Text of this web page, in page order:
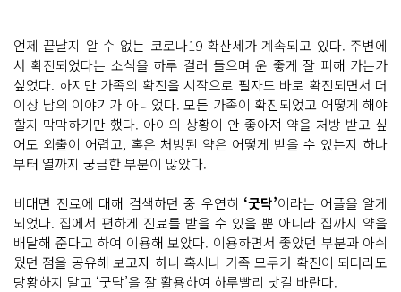
하
기
하
기
언제 끝날지 알 수 없는 코로나19 확산세가 계속되고 있다. 주변에
서 확진되었다는 소식을 하루 걸러 들으며 운 좋게 잘 피해 가는가
싶었다. 하지만 가족의 확진을 시작으로 필자도 바로 확진되면서 더
이상 남의 이야기가 아니었다. 모든 가족이 확진되었고 어떻게 해야
할지 막막하기만 했다. 아이의 상황이 안 좋아져 약을 처방 받고 싶
어도 외출이 어렵고, 혹은 처방된 약은 어떻게 받을 수 있는지 하나
부터 열까지 궁금한 부분이 많았다.
비대면 진료에 대해 검색하던 중 우연히 ‘굿닥’이라는 어플을 알게
되었다. 집에서 편하게 진료를 받을 수 있을 뿐 아니라 집까지 약을
배달해 준다고 하여 이용해 보았다. 이용하면서 좋았던 부분과 아쉬
웠던 점을 공유해 보고자 하니 혹시나 가족 모두가 확진이 되더라도
당황하지 말고 ‘굿닥’을 잘 활용하여 하루빨리 낫길 바란다.